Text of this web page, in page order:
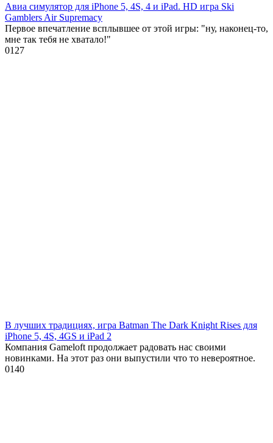
Авиа симулятор для iPhone 5, 4S, 4 и iPad. HD игра Ski
Gamblers Air Supremacy
Первое впечатление всплывшее от этой игры: "ну, наконец-то,
мне так тебя не хватало!"
0127
В лучших традициях, игра Batman The Dark Knight Rises для
iPhone 5, 4S, 4GS и iPad 2
Компания Gameloft продолжает радовать нас своими
новинками. На этот раз они выпустили что то невероятное.
0140